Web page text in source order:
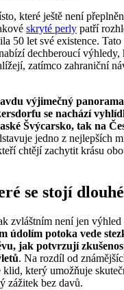
které ještě není
skryté perly patří
50 let své existence.
dechberoucí výhledy,
zatímco zahraniční
výjimečný
se nachází
Švýcarsko, tak na
jedno z nejlepších
chtějí zachytit krásu
se stojí
zvláštním není jen výhled
údolím potoka vede
jak potvrzují
. Na rozdíl od
klid, který umožňuje
zážitek bez davů.